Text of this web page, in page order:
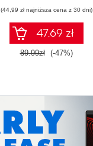
(44,99 zł najniższa cena z 30 dni)
47.69 zł
89.99zł (-47%)